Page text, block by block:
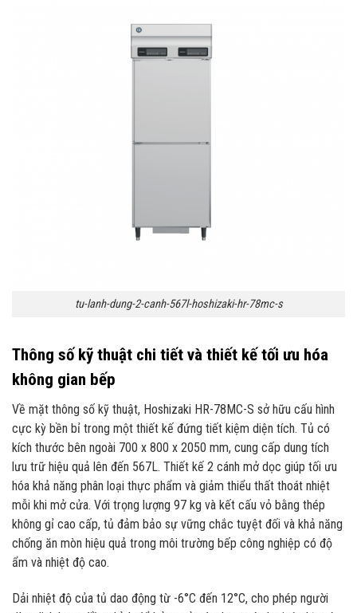
tu-lanh-dung-2-canh-567l-hoshizaki-hr-78mc-s
Thông số kỹ thuật chi tiết và thiết kế tối ưu hóa
không gian bếp
Về mặt thông số kỹ thuật, Hoshizaki HR-78MC-S sở hữu cấu hình
cực kỳ bền bỉ trong một thiết kế đứng tiết kiệm diện tích. Tủ có
kích thước bên ngoài 700 x 800 x 2050 mm, cung cấp dung tích
lưu trữ hiệu quả lên đến 567L. Thiết kế 2 cánh mở dọc giúp tối ưu
hóa khả năng phân loại thực phẩm và giảm thiểu thất thoát nhiệt
mỗi khi mở cửa. Với trọng lượng 97 kg và kết cấu vỏ bằng thép
không gỉ cao cấp, tủ đảm bảo sự vững chắc tuyệt đối và khả năng
chống ăn mòn hiệu quả trong môi trường bếp công nghiệp có độ
ẩm và nhiệt độ cao.
Dải nhiệt độ của tủ dao động từ -6°C đến 12°C, cho phép người